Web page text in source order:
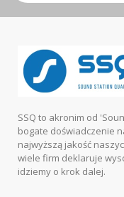
SSQ to akronim od
bogate doświadczenie
najwyższą jakość
wiele firm deklaruje
idziemy o krok dalej.